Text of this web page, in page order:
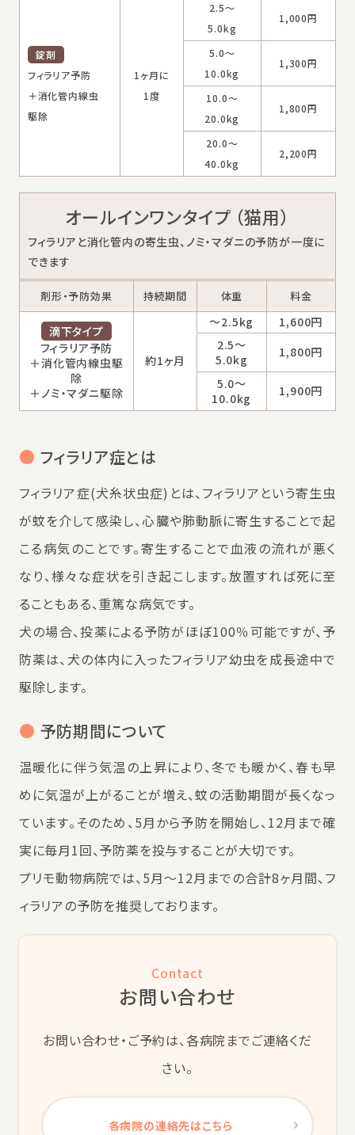
錠剤
フィラリア予防
＋消化管内線虫
駆除
1ヶ月に
1度
2.5～
5.0kg
1,000円
5.0～
10.0kg
1,300円
10.0～
20.0kg
1,800円
20.0～
40.0kg
2,200円
オールインワンタイプ （猫用）
フィラリアと消化管内の寄生虫、ノミ・マダニの予防が一度に
できます
剤形・予防効果 持続期間 体重 料金
滴下タイプ
フィラリア予防
＋消化管内線虫駆
除
＋ノミ・マダニ駆除
約1ヶ月
～2.5kg
1,600円
2.5～
5.0kg
1,800円
5.0～
10.0kg
1,900円
● フィラリア症とは
フィラリア症(犬糸状虫症)とは、フィラリアという寄生虫
が蚊を介して感染し、心臓や肺動脈に寄生することで起
こる病気のことです。寄生することで血液の流れが悪く
なり、様々な症状を引き起こします。放置すれば死に至
ることもある、重篤な病気です。
犬の場合、投薬による予防がほぼ100％可能ですが、予
防薬は、犬の体内に入ったフィラリア幼虫を成長途中で
駆除します。
● 予防期間について
温暖化に伴う気温の上昇により、冬でも暖かく、春も早
めに気温が上がることが増え、蚊の活動期間が長くなっ
ています。そのため、5月から予防を開始し、12月まで確
実に毎月1回、予防薬を投与することが大切です。
プリモ動物病院では、5月～12月までの合計8ヶ月間、フ
ィラリアの予防を推奨しております。
Contact
お問い合わせ
お問い合わせ・ご予約は、各病院までご連絡くだ
さい。
各病院の連絡先はこちら